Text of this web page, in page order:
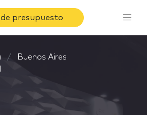
presupuesto
Buenos Aires